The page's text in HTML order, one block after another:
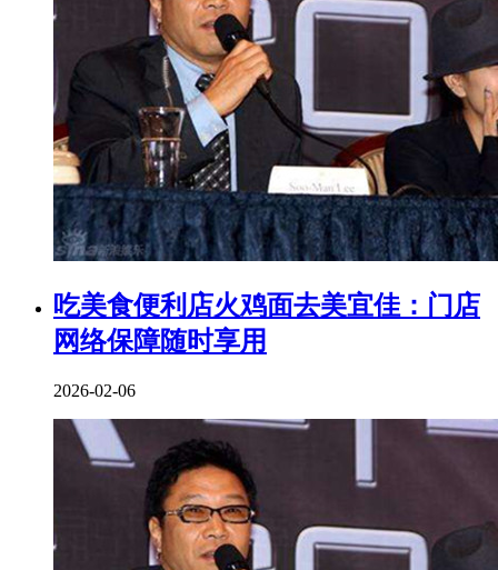
吃美食便利店火鸡面去美宜佳：门店
网络保障随时享用
2026-02-06